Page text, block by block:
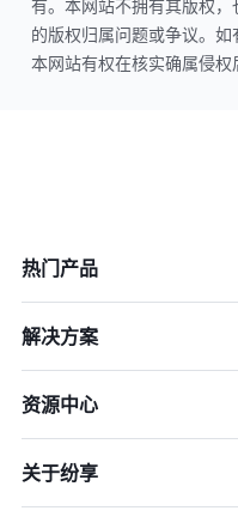
有。本网站不拥有其版权
的版权归属问题或争议。如
本网站有权在核实确属侵权
热门产品
解决方案
资源中心
关于纷享